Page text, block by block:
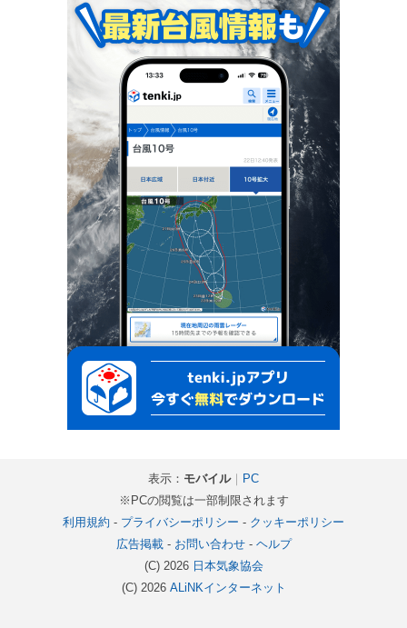
表示： モバイル｜
PC
※PCの閲覧は一部制限されます
利用規約 - プライバシーポリシー - クッキーポリシー
広告掲載- お問い合わせ- ヘルプ
(C) 2026 日本気象協会
(C) 2026 ALiNKインターネット